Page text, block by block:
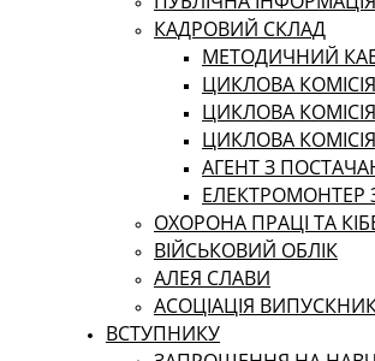
КАДРОВИЙ СКЛАД
МЕТОДИЧНИЙ
ЦИКЛОВА
ЦИКЛОВА
ЦИКЛОВА
АГЕНТ З
ЕЛЕКТРОМОНТЕР
ОХОРОНА ПРАЦІ ТА
ВІЙСЬКОВИЙ ОБЛІК
АЛЕЯ СЛАВИ
АСОЦІАЦІЯ
ВСТУПНИКУ